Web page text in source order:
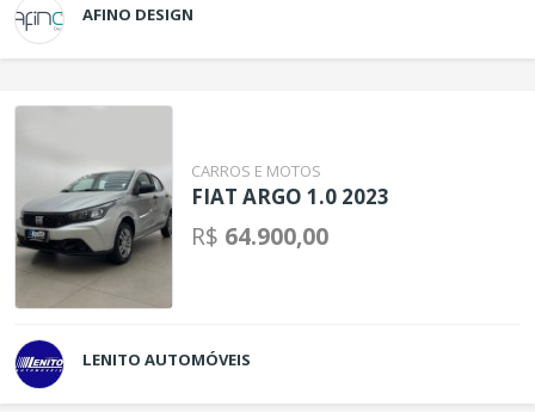
AFINO DESIGN
CARROS E MOTOS
FIAT ARGO 1.0 2023
R$ 64.900,00
LENITO AUTOMÓVEIS